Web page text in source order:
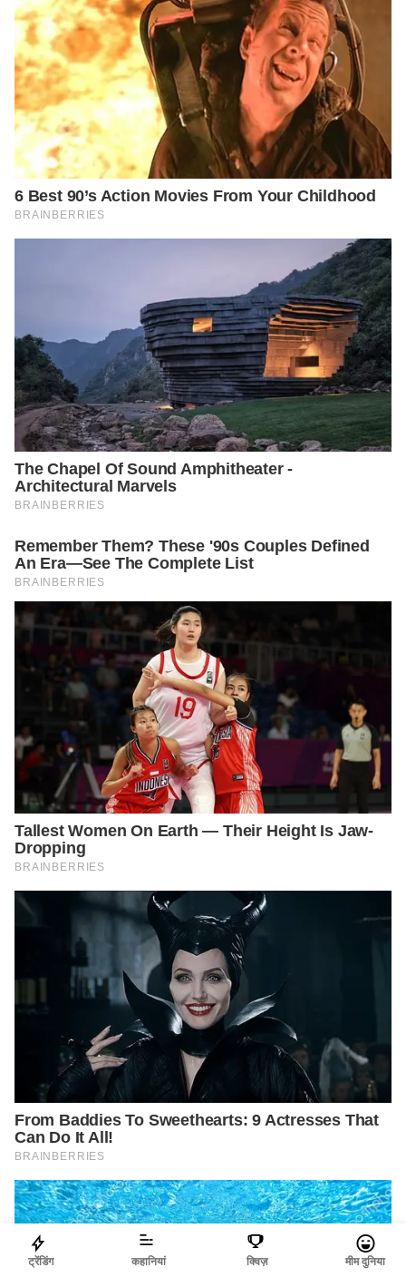
ट्रेंडिंग कहानियां क्विज़ मीम दुनिया